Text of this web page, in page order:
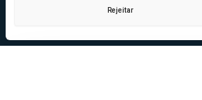
Rejeitar